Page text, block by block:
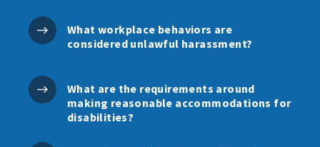
What workplace behaviors are
considered unlawful harassment?
What are the requirements around
making reasonable accommodations for
disabilities?